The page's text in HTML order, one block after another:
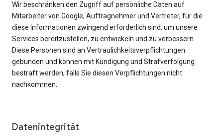
Wir beschränken den Zugriff auf persönliche Daten auf
Mitarbeiter von Google, Auftragnehmer und Vertreter, für die
diese Informationen zwingend erforderlich sind, um unsere
Services bereitzustellen, zu entwickeln und zu verbessern.
Diese Personen sind an Vertraulichkeitsverpflichtungen
gebunden und können mit Kündigung und Strafverfolgung
bestraft werden, falls Sie diesen Verpflichtungen nicht
nachkommen.
Datenintegrität